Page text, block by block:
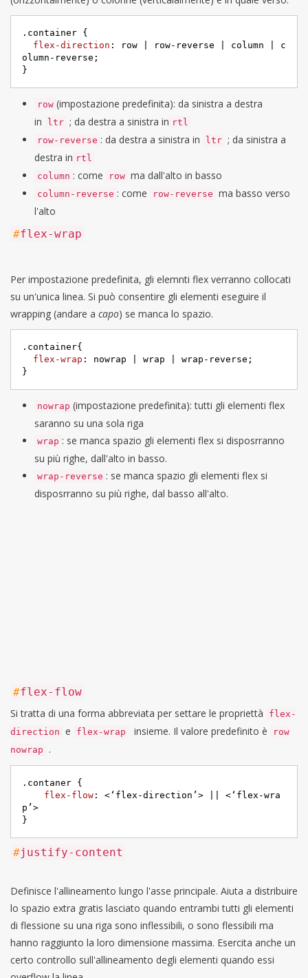
.container {
flex-direction : row | row-reverse | column | c
olumn-reverse;
}
row (impostazione predefinita): da sinistra a destra
in
ltr ; da destra a sinistra in rtl
row-reverse : da destra a sinistra in ltr ; da sinistra a
destra in rtl
column : come row ma dall'alto in basso
column-reverse : come row-reverse ma basso verso
l'alto
#flex-wrap
Per impostazione predefinita, gli elemnti flex verranno collocati
su un'unica linea. Si può consentire gli elementi eseguire il
wrapping (andare a capo) se manca lo spazio.
.container{
flex-wrap : nowrap | wrap | wrap-reverse;
}
nowrap (impostazione predefinita): tutti gli elementi flex
saranno su una sola riga
wrap : se manca spazio gli elementi flex si disposrranno
su più righe, dall'alto in basso.
wrap-reverse : se manca spazio gli elementi flex si
disposrranno su più righe, dal basso all'alto.
#flex-flow
Si tratta di una forma abbreviata per settare le propriettà
flex-
direction e flex-wrap insieme. Il valore predefinito è
row
nowrap
.
.contaner {
flex-flow : <‘flex-direction’> || <‘flex-wra
p’>
}
#justify-content
Definisce l'allineamento lungo l'asse principale. Aiuta a distribuire
lo spazio extra gratis lasciato quando entrambi tutti gli elementi
di flessione su una riga sono inflessibili, o sono flessibili ma
hanno raggiunto la loro dimensione massima. Esercita anche un
certo controllo sull'allineamento degli elementi quando essi